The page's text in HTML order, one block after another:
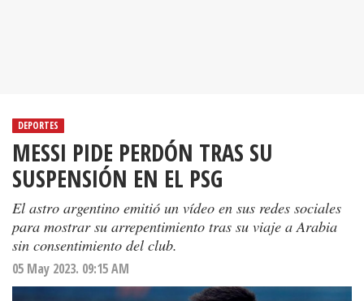
DEPORTES
MESSI PIDE PERDÓN TRAS SU
SUSPENSIÓN EN EL PSG
El astro argentino emitió un vídeo en sus redes sociales
para mostrar su arrepentimiento tras su viaje a Arabia
sin consentimiento del club.
05 May 2023. 09:15 AM